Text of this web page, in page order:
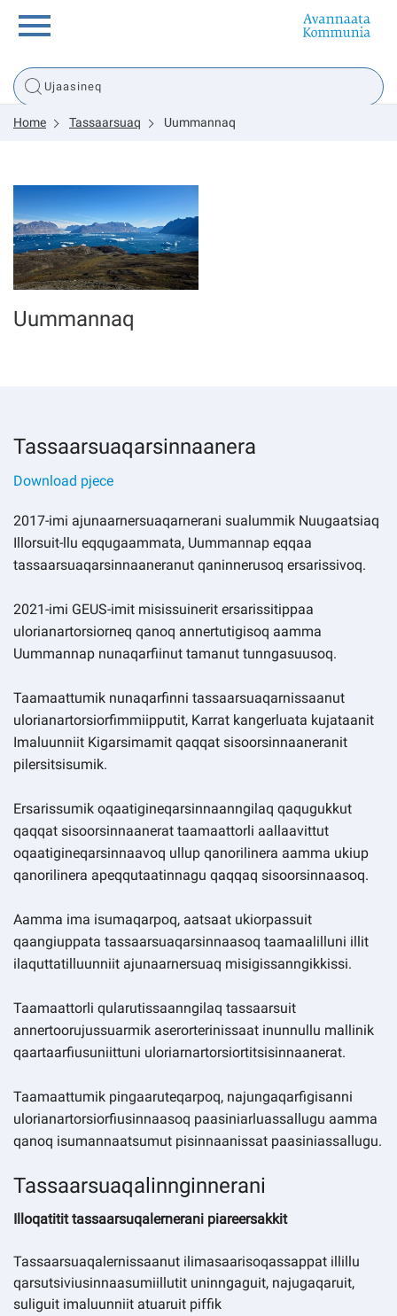
Innuttaasunut
Politikki
Tassaarsuaq
sullissivik.gl
Home Tassaarsuaq Uummannaq
Uummannaq
Tassaarsuaqarsinnaanera
Download pjece
2017-imi ajunaarnersuaqarnerani sualummik Nuugaatsiaq
Illorsuit-llu eqqugaammata, Uummannap eqqaa
tassaarsuaqarsinnaaneranut qaninnerusoq ersarissivoq.
2021-imi GEUS-imit misissuinerit ersarissitippaa
ulorianartorsiorneq qanoq annertutigisoq aamma
Uummannap nunaqarfiinut tamanut tunngasuusoq.
Taamaattumik nunaqarfinni tassaarsuaqarnissaanut
ulorianartorsiorfimmiipputit, Karrat kangerluata kujataanit
Imaluunniit Kigarsimamit qaqqat sisoorsinnaaneranit
pilersitsisumik.
Ersarissumik oqaatigineqarsinnaanngilaq qaqugukkut
qaqqat sisoorsinnaanerat taamaattorli aallaavittut
oqaatigineqarsinnaavoq ullup qanorilinera aamma ukiup
qanorilinera apeqqutaatinnagu qaqqaq sisoorsinnaasoq.
Aamma ima isumaqarpoq, aatsaat ukiorpassuit
qaangiuppata tassaarsuaqarsinnaasoq taamaalilluni illit
ilaquttatilluunniit ajunaarnersuaq misigissanngikkissi.
Taamaattorli qularutissaanngilaq tassaarsuit
annertoorujussuarmik aserorterinissaat inunnullu mallinik
qaartaarfiusuniittuni uloriarnartorsiortitsisinnaanerat.
Taamaattumik pingaaruteqarpoq, najungaqarfigisanni
ulorianartorsiorfiusinnaasoq paasiniarluassallugu aamma
qanoq isumannaatsumut pisinnaanissat paasiniassallugu.
Tassaarsuaqalinnginnerani
Illoqatitit tassaarsuqalernerani piareersakkit
Tassaarsuaqalernissaanut ilimasaarisoqassappat illillu
qarsutsiviusinnaasumiillutit uninngaguit, najugaqaruit,
suliguit imaluunniit atuaruit piffik